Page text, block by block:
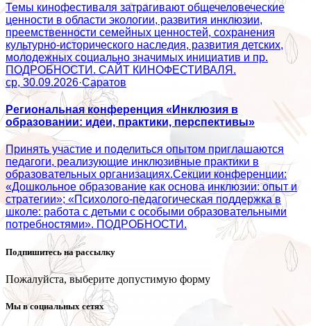
Темы кинофестиваля затрагивают общечеловеческие
ценности в области экологии, развития инклюзии,
преемственности семейных ценностей, сохранения
культурно-исторического наследия, развития детских,
молодежных социально значимых инициатив и пр.
ПОДРОБНОСТИ. САЙТ КИНОФЕСТИВАЛЯ.
ср, 30.09.2026·Саратов
Региональная конференция «Инклюзия в
образовании: идеи, практики, перспективы»
Принять участие и поделиться опытом приглашаются
педагоги, реализующие инклюзивные практики в
образовательных организациях.Секции конференции:
«Дошкольное образование как основа инклюзии: опыт и
стратегии»; «Психолого‑педагогическая поддержка в
школе: работа с детьми с особыми образовательными
потребностями». ПОДРОБНОСТИ.
Подпишитесь на рассылку
Пожалуйста, выберите допустимую форму
Мы в социальных сетях